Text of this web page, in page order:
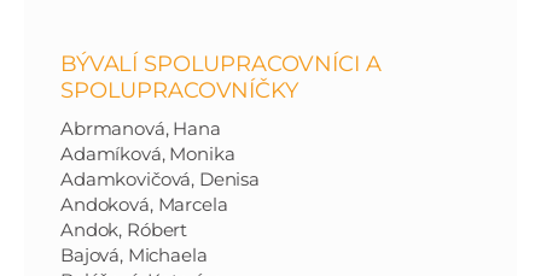
BÝVALÍ SPOLUPRACOVNÍCI A
SPOLUPRACOVNÍČKY
Abrmanová, Hana
Adamíková, Monika
Adamkovičová, Denisa
Andoková, Marcela
Andok, Róbert
Bajová, Michaela